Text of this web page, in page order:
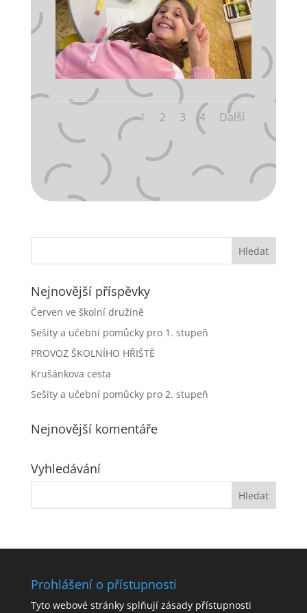
1 2 3 4 Další
Nejnovější příspěvky
Červen ve školní družině
Sešity a učební pomůcky pro 1. stupeň
PROVOZ ŠKOLNÍHO HŘIŠTĚ
Krušánkova cesta
Sešity a učební pomůcky pro 2. stupeň
Nejnovější komentáře
Vyhledávání
Prohlášení o přístupnosti
Tyto webové stránky splňují zásady přístupnosti